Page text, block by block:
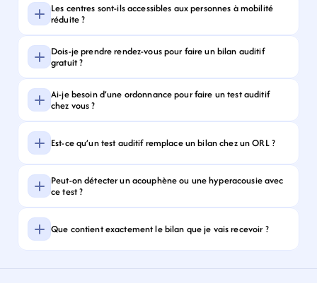
Les centres sont-ils accessibles aux personnes à mobilité
réduite ?
Dois-je prendre rendez-vous pour faire un bilan auditif
gratuit ?
Ai-je besoin d’une ordonnance pour faire un test auditif
chez vous ?
Est-ce qu’un test auditif remplace un bilan chez un ORL ?
Peut-on détecter un acouphène ou une hyperacousie avec
ce test ?
Que contient exactement le bilan que je vais recevoir ?